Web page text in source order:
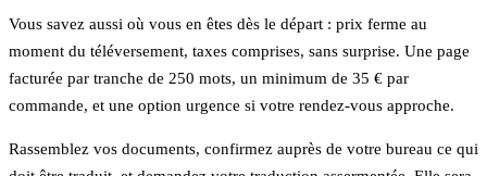
Vous savez aussi où vous en êtes dès le départ : prix ferme au
moment du téléversement, taxes comprises, sans surprise. Une page
facturée par tranche de 250 mots, un minimum de 35 € par
commande, et une option urgence si votre rendez-vous approche.
Rassemblez vos documents, confirmez auprès de votre bureau ce qui